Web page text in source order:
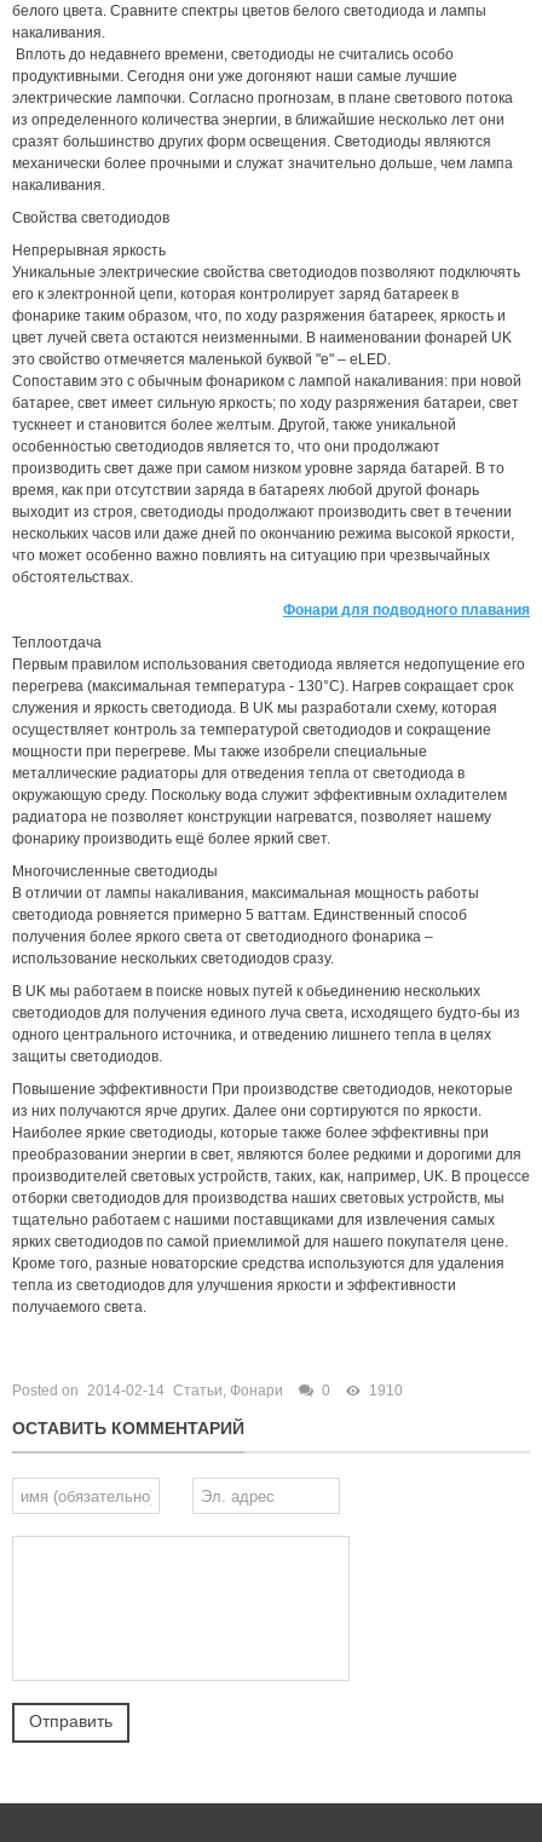
белого цвета. Сравните спектры цветов белого светодиода и лампы
накаливания.
Вплоть до недавнего времени, светодиоды не считались особо
продуктивными. Сегодня они уже догоняют наши самые лучшие
электрические лампочки. Согласно прогнозам, в плане светового потока
из определенного количества энергии, в ближайшие несколько лет они
сразят большинство других форм освещения. Светодиоды являются
механически более прочными и служат значительно дольше, чем лампа
накаливания.
Свойства светодиодов
Непрерывная яркость
Уникальные электрические свойства светодиодов позволяют подключять
его к электронной цепи, которая контролирует заряд батареек в
фонарике таким образом, что, по ходу разряжения батареек, яркость и
цвет лучей света остаются неизменными. B наименовании фонарей UK
это свойство отмечяется маленькой буквой "е" – eLED.
Сопоставим это с обычным фонариком с лампой накаливания: при новой
батарее, свет имеет сильную яркость; по ходу разряжения батареи, свет
тускнеет и становится более желтым. Другой, также уникальной
особенностью светодиодов является то, что они продолжают
производить свет даже при самом низком уровне заряда батарей. В то
время, как при отсутствии заряда в батареях любой другой фонарь
выходит из строя, светодиоды продолжают производить свет в течении
нескольких часов или даже дней по окончанию режима высокой яркости,
что может особенно важно повлиять на ситуацию при чрезвычайных
обстоятельствах.
Фонари для подводного плавания
Теплоотдача
Первым правилом использования светодиода является недопущение его
перегрева (максимальная температура - 130°С). Нагрев сокращает срок
служения и яркость светодиода. В UK мы разработали схему, которая
осуществляет контроль за температурой светодиодов и сокращение
мощности при перегреве. Мы также изобрели специальные
металлические радиаторы для отведения тепла от светодиода в
окружающую среду. Поскольку вода служит эффективным охладителем
радиатора не позволяет конструкции нагреватся, позволяет нашему
фонарику производить ещё более яркий свет.
Многочисленные светодиоды
В отличии от лампы накаливания, максимальная мощность работы
светодиода ровняется примерно 5 ваттам. Единственный способ
получения более яркого света от светодиодного фонарика –
использование нескольких светодиодов сразу.
В UK мы работаем в поиске новых путей к обьединению нескольких
светодиодов для получения единого луча света, исходящего будто-бы из
одного центрального источника, и отведению лишнего тепла в целях
защиты светодиодов.
Повышение эффективности При производстве светодиодов, некоторые
из них получаются ярче других. Далее они сортируются по яркости.
Наиболее яркие светодиоды, которые также более эффективны при
преобразовании энергии в свет, являются более редкими и дорогими для
производителей световых устройств, таких, как, например, UK. В процессе
отборки светодиодов для производства наших световых устройств, мы
тщательно работаем с нашими поставщиками для извлечения самых
ярких светодиодов по самой приемлимой для нашего покупателя цене.
Кроме того, разные новаторские средства используются для удаления
тепла из светодиодов для улучшения яркости и эффективности
получаемого света.
Posted on 2014-02-14 Статьи, Фонари 0 1910
ОСТАВИТЬ КОММЕНТАРИЙ